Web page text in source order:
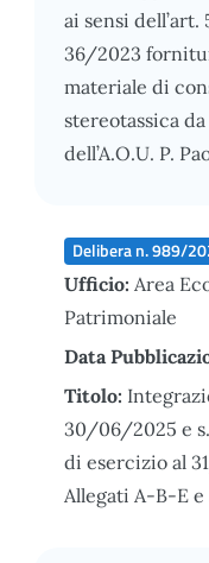
ai sensi dell’art.
36/2023
materiale di
stereotassica
dell’A.O.U. P.
Delibera n. 989/
Ufficio: Area
Patrimoniale
Data
Titolo:
30/06/2025 e
di esercizio al
Allegati A-B-E